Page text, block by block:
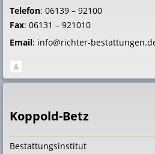
Telefon: 06139 – 92100
Fax: 06131 – 921010
Email: info@richter-
Koppold-Betz
Bestattungsinstitut